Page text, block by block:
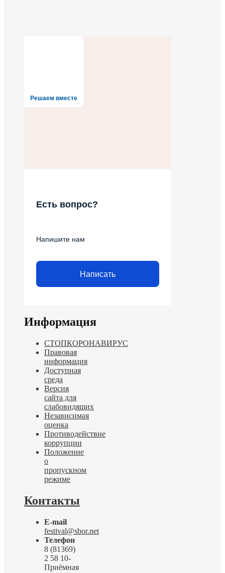
Решаем вместе
Есть вопрос?
Напишите нам
Написать
Информация
СТОПКОРОНАВИРУС
Правовая
информация
Доступная
среда
Версия
сайта для
слабовидящих
Независимая
оценка
Противодействие
коррупции
Положение
о
пропускном
режиме
Контакты
E-mail
festival@sbor.net
Телефон
8 (81369)
2 58 10-
Приёмная